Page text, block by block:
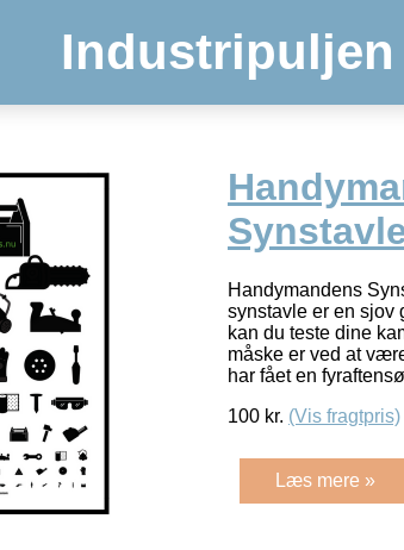
Industripuljen
Handymandens
synstavle er en sjov
kan du teste dine
måske er ved at
har fået en
100 kr. (Vis fragtpris)
Læs mere »